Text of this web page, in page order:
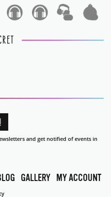
and get notified of events in
GALLERY MY ACCOUNT